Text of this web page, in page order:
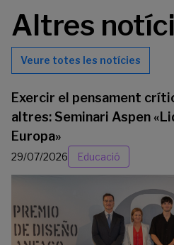
Altres
Veure totes les notícies
Exercir el pensament
altres: Seminari Aspen
Europa»
29/07/2026 Educació